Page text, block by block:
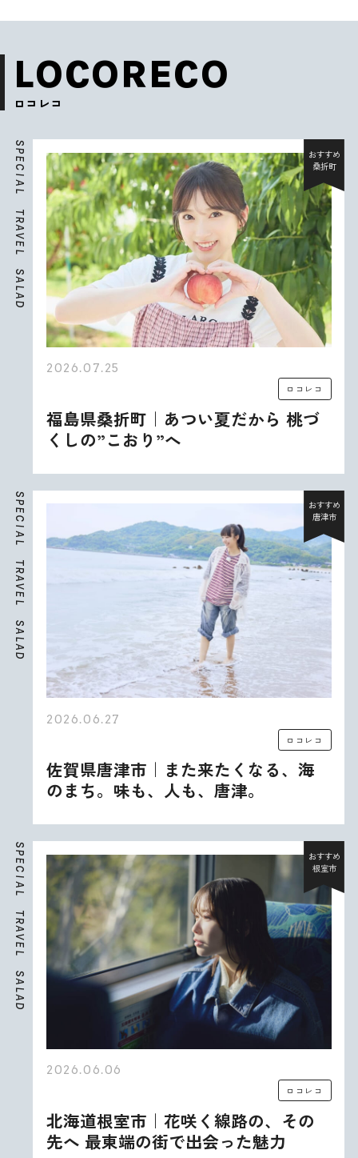
LOCORECO
ロコレコ
S
P
E
C
I
A
L
T
R
A
V
E
L
S
A
L
A
D
おすすめ
桑折町
2026.07.25
ロコレコ
福島県桑折町｜あつい夏だから 桃づ
くしの”こおり”へ
S
P
E
C
I
A
L
T
R
A
V
E
L
S
A
L
A
D
おすすめ
唐津市
2026.06.27
ロコレコ
佐賀県唐津市｜また来たくなる、海
のまち。味も、人も、唐津。
S
P
E
C
I
A
L
T
R
A
V
E
L
S
A
L
A
D
おすすめ
根室市
2026.06.06
ロコレコ
北海道根室市｜花咲く線路の、その
先へ 最東端の街で出会った魅力